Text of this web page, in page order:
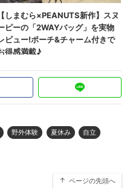
野外体験 夏休み 自立
ページの先頭へ